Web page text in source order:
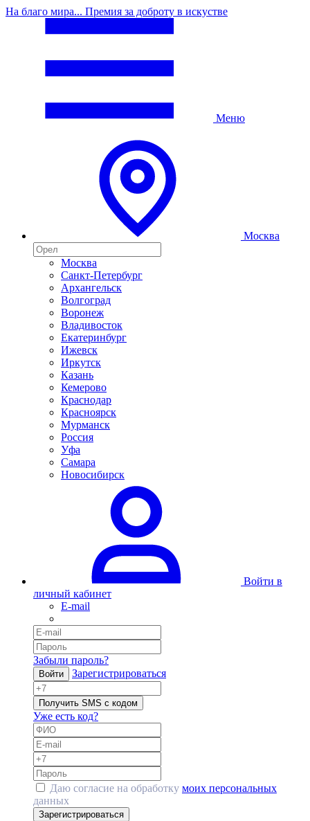
На благо мира... Премия за доброту в искустве
Меню
Москва
Москва
Санкт-Петербург
Архангельск
Волгоград
Воронеж
Владивосток
Екатеринбург
Ижевск
Иркутск
Казань
Кемерово
Краснодар
Красноярск
Мурманск
Россия
Уфа
Самара
Новосибирск
Войти в
личный кабинет
E-mail
Забыли пароль?
Войти Зарегистрироваться
Получить SMS с кодом
Уже есть код?
Даю согласие на обработку моих персональных
данных
Зарегистрироваться